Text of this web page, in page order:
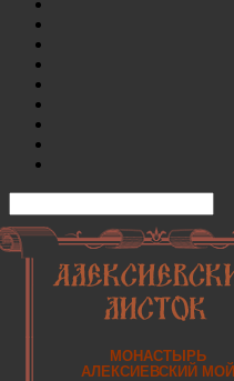
МОНАСТЫРЬ
АЛЕКСИЕВСКИЙ МОЙ